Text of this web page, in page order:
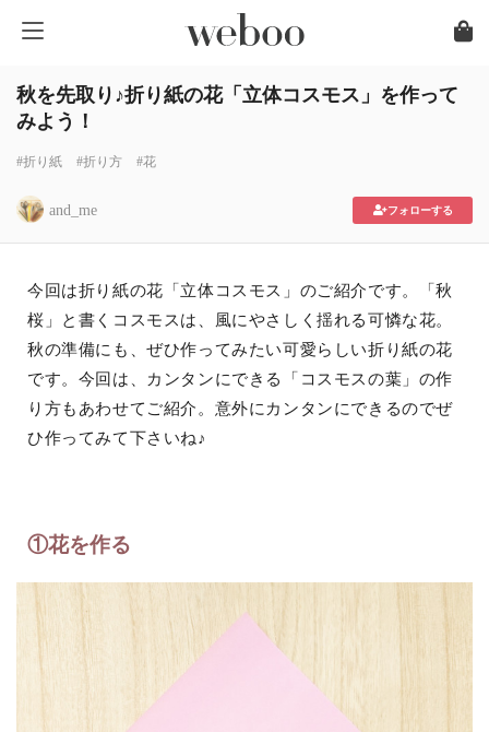
秋を先取り♪折り紙の花「立体コスモス」を作って
みよう！
#折り紙 #折り方 #花
and_me フォローする
今回は折り紙の花「立体コスモス」のご紹介です。「秋
桜」と書くコスモスは、風にやさしく揺れる可憐な花。
秋の準備にも、ぜひ作ってみたい可愛らしい折り紙の花
です。今回は、カンタンにできる「コスモスの葉」の作
り方もあわせてご紹介。意外にカンタンにできるのでぜ
ひ作ってみて下さいね♪
①花を作る